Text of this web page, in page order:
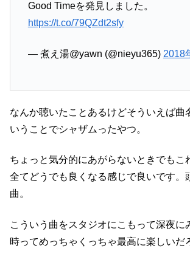
Good Timeを発見しました。
https://t.co/79QZdt2sfy
— 煮え湯@yawn (@nieyu365) 2018
なんか聴いたことあるけどそういえば曲
いうことでシャザムったやつ。
ちょっと気分的にあがらないときでもこ
全てどうでも良くなる感じで良いです。
曲。
こういう曲をスタジオにこもって深夜に
時ってめっちゃくっちゃ最高に楽しいだ